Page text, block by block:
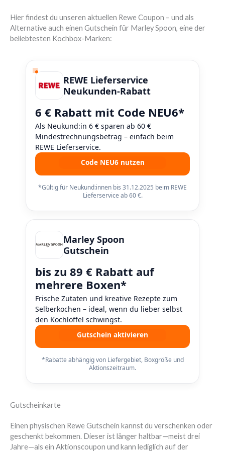
Hier findest du unseren aktuellen Rewe Coupon – und als
Alternative auch einen Gutschein für Marley Spoon, eine der
beliebtesten Kochbox-Marken:
REWE Lieferservice
Neukunden-Rabatt
6 € Rabatt mit Code NEU6*
Als Neukund:in 6 € sparen ab 60 €
Mindestrechnungsbetrag – einfach beim
REWE Lieferservice.
Code NEU6 nutzen
*Gültig für Neukund:innen bis 31.12.2025 beim REWE
Lieferservice ab 60 €.
Marley Spoon
Gutschein
bis zu 89 € Rabatt auf
mehrere Boxen*
Frische Zutaten und kreative Rezepte zum
Selberkochen – ideal, wenn du lieber selbst
den Kochlöffel schwingst.
Gutschein aktivieren
*Rabatte abhängig von Liefergebiet, Boxgröße und
Aktionszeitraum.
Gutscheinkarte
Einen physischen Rewe Gutschein kannst du verschenken oder
geschenkt bekommen. Dieser ist länger haltbar—meist drei
Jahre—als ein Aktionscoupon und kann lediglich auf der